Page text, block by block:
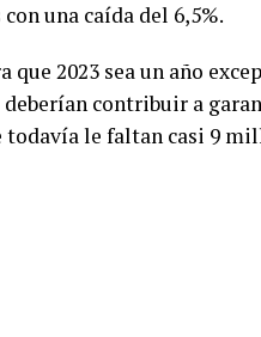
una caída del 6,5%.
que 2023 sea un año
contribuir a
todavía le faltan casi 9